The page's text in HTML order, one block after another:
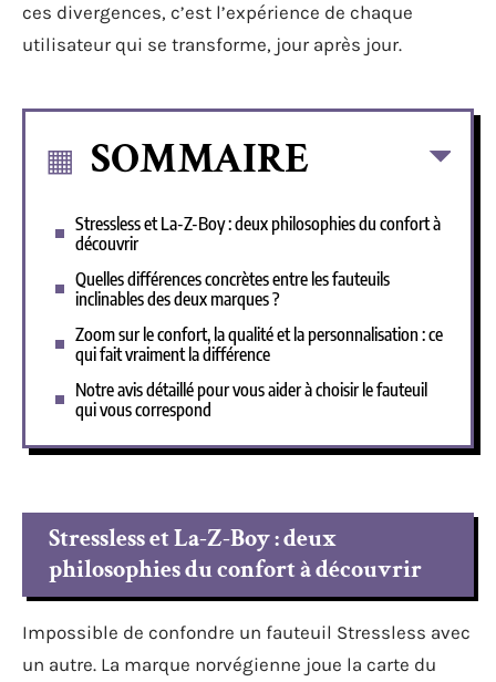
ces divergences, c’est l’expérience de chaque
utilisateur qui se transforme, jour après jour.
SOMMAIRE
Stressless et La-Z-Boy : deux philosophies du confort à
découvrir
Quelles différences concrètes entre les fauteuils
inclinables des deux marques ?
Zoom sur le confort, la qualité et la personnalisation : ce
qui fait vraiment la différence
Notre avis détaillé pour vous aider à choisir le fauteuil
qui vous correspond
Stressless et La-Z-Boy : deux
philosophies du confort à découvrir
Impossible de confondre un fauteuil Stressless avec
un autre. La marque norvégienne joue la carte du